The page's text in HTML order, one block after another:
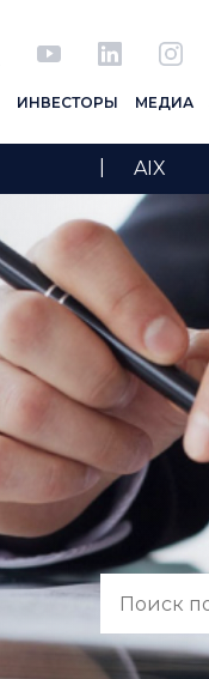
ИНВЕСТОРЫ МЕДИА
AIX